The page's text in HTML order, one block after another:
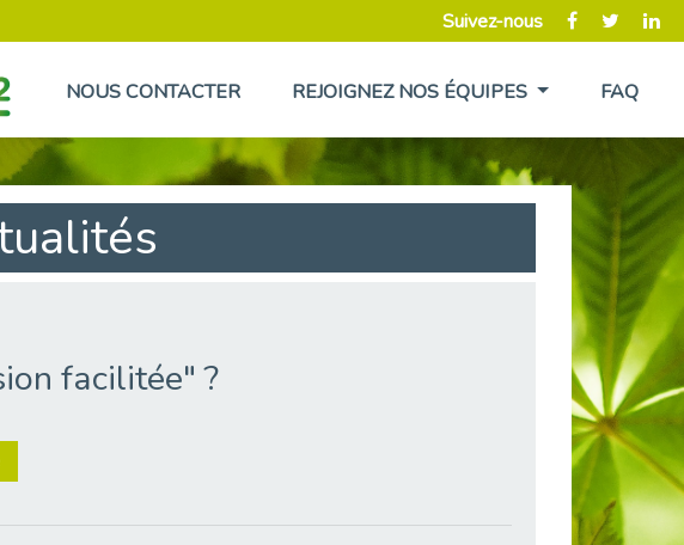
Suivez-nous
NOUS CONTACTER REJOIGNEZ NOS ÉQUIPES FAQ
facilitée" ?